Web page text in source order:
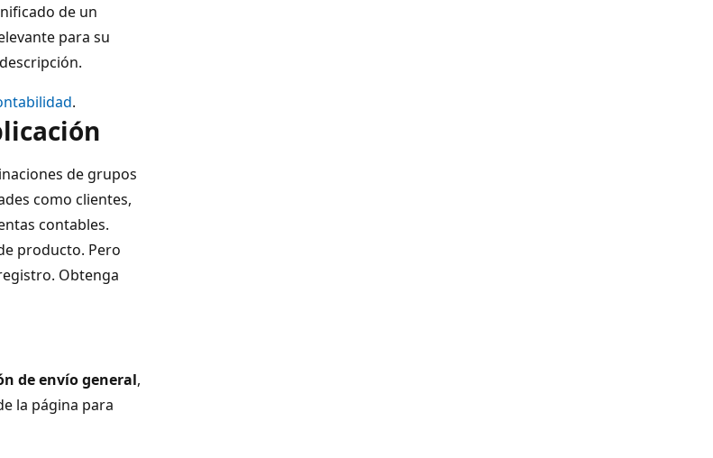
de un
para su
.
de grupos
como clientes,
contables.
producto. Pero
Obtenga
de envío general,
la página para